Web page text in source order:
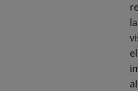
la
el
al